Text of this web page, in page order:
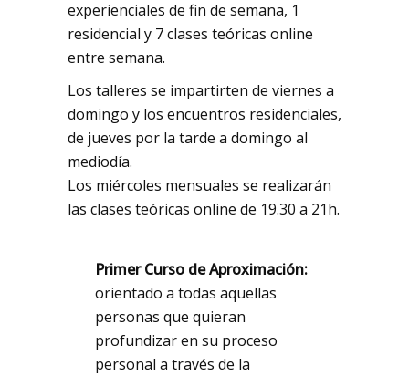
experienciales de fin de semana, 1
residencial y 7 clases teóricas online
entre semana.
Los talleres se impartirten de viernes a
domingo y los encuentros residenciales,
de jueves por la tarde a domingo al
mediodía.
Los miércoles mensuales se realizarán
las clases teóricas online de 19.30 a 21h.
Primer Curso de Aproximación:
orientado a todas aquellas
personas que quieran
profundizar en su proceso
personal a través de la